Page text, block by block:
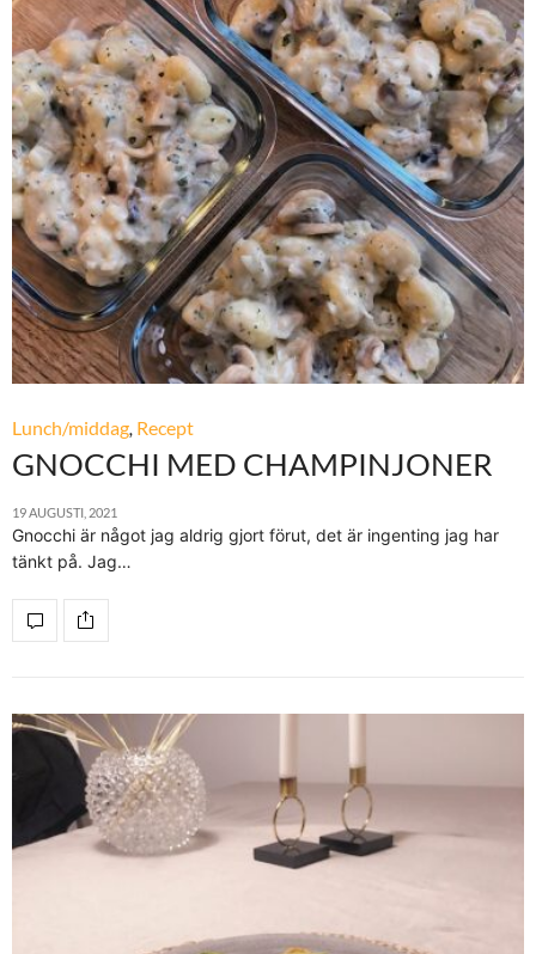
Lunch/middag Recept
GNOCCHI MED CHAMPINJONER
19 AUGUSTI, 2021
Gnocchi är något jag aldrig gjort förut, det är ingenting jag har
tänkt på. Jag…